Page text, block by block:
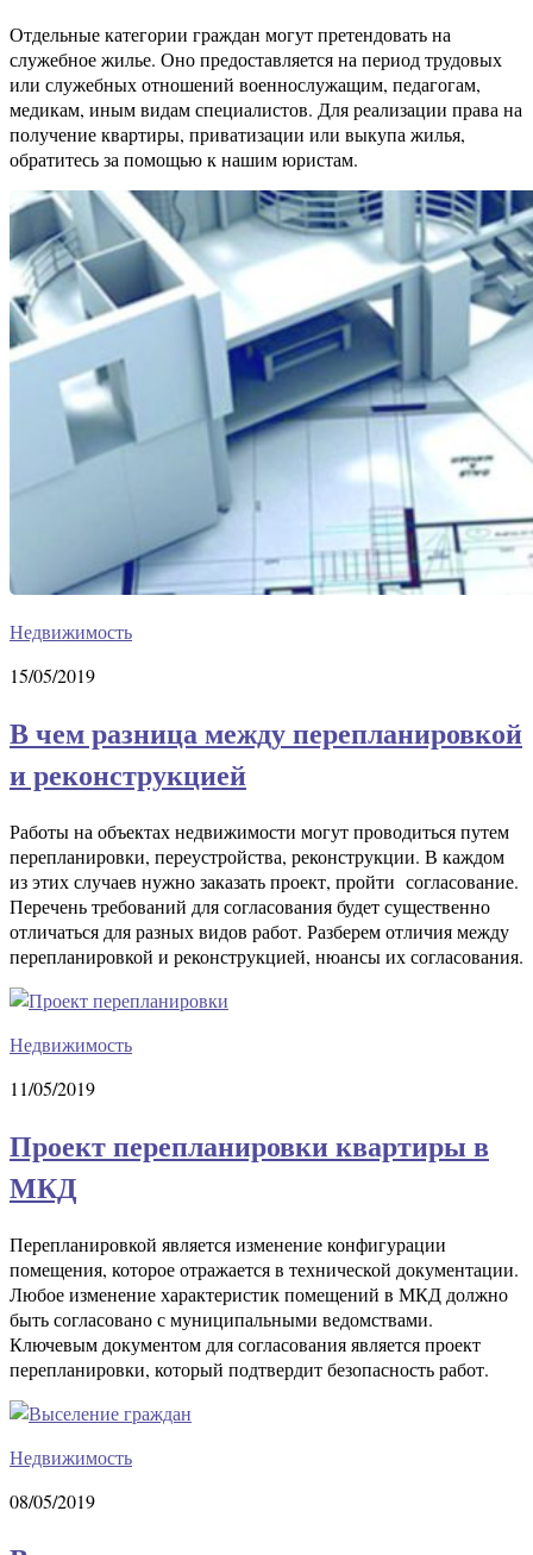
Отдельные категории граждан могут претендовать на
служебное жилье. Оно предоставляется на период трудовых
или служебных отношений военнослужащим, педагогам,
медикам, иным видам специалистов. Для реализации права на
получение квартиры, приватизации или выкупа жилья,
обратитесь за помощью к нашим юристам.
Недвижимость
15/05/2019
В чем разница между перепланировкой
и реконструкцией
Работы на объектах недвижимости могут проводиться путем
перепланировки, переустройства, реконструкции. В каждом
из этих случаев нужно заказать проект, пройти согласование.
Перечень требований для согласования будет существенно
отличаться для разных видов работ. Разберем отличия между
перепланировкой и реконструкцией, нюансы их согласования.
Недвижимость
11/05/2019
Проект перепланировки квартиры в
МКД
Перепланировкой является изменение конфигурации
помещения, которое отражается в технической документации.
Любое изменение характеристик помещений в МКД должно
быть согласовано с муниципальными ведомствами.
Ключевым документом для согласования является проект
перепланировки, который подтвердит безопасность работ.
Недвижимость
08/05/2019